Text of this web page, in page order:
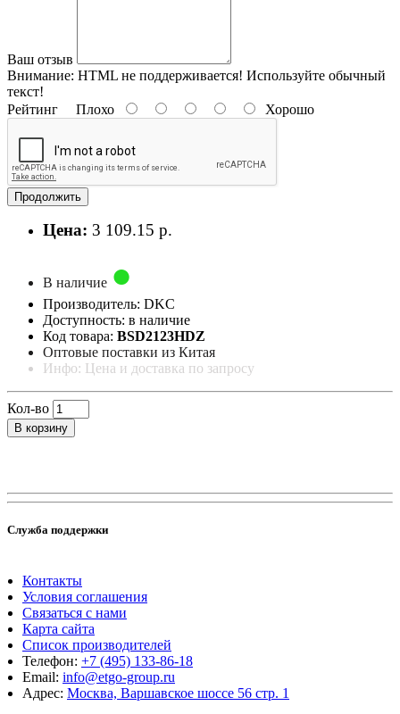
Ваш отзыв
Внимание: HTML не поддерживается! Используйте обычный
текст!
Рейтинг Плохо Хорошо
Продолжить
Цена: 3 109.15 р.
В наличие
Производитель: DKC
Доступность: в наличие
Код товара: BSD2123HDZ
Оптовые поставки из Китая
Инфо: Цена и доставка по запросу
Кол-во
В корзину
Служба поддержки
Контакты
Условия соглашения
Связаться с нами
Карта сайта
Список производителей
Телефон: +7 (495) 133-86-18
Email: info@etgo-group.ru
Адрес: Москва, Варшавское шоссе 56 стр. 1